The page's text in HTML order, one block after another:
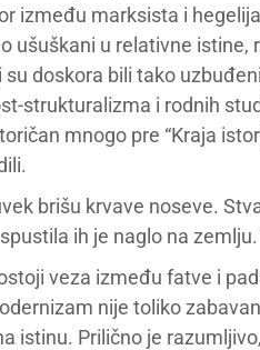
između marksista i
ušuškani u relativne
doskora bili tako
strukturalizma i rodnih
mnogo pre “Kraja
brišu krvave noseve.
ih je naglo na
veza između fatve i
nije toliko
istinu. Prilično je